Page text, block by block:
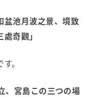
盆池月波之景、境致
奇觀」
。
、宮島この三つの場